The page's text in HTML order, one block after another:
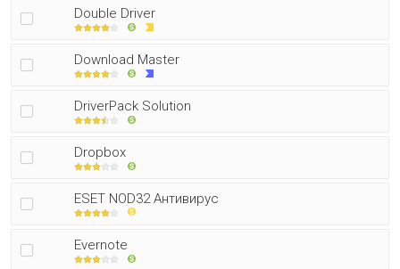
Double Driver
Download Master
DriverPack Solution
Dropbox
ESET NOD32 Антивирус
Evernote